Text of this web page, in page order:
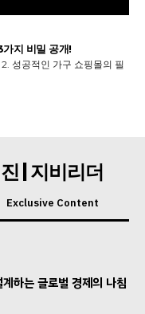
지 비밀 공개!
성공적인 가구 쇼핑몰의 필
| 지비리더
Exclusive Content
는 글로벌 경제의 나침